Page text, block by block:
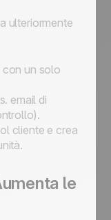
ulteriormente
un solo
email di
cliente e crea
le